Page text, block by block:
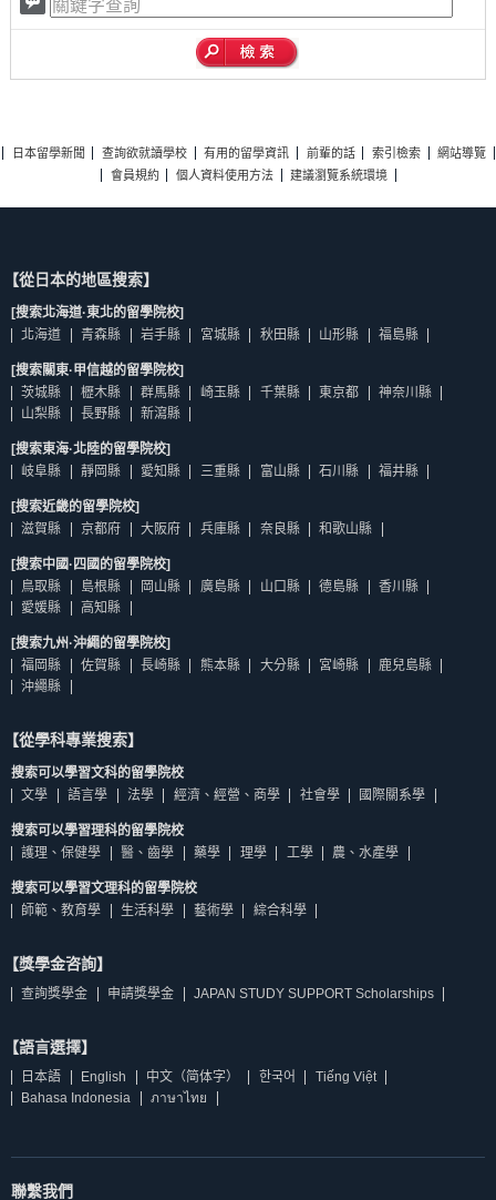
日本留學新聞 查詢欲就讀學校 有用的留學資訊 前輩的話 索引檢索
網站導覽
會員規約
個人資料使用方法 建議瀏覽系統環境
【從日本的地區搜索】
[搜索北海道·東北的留學院校]
北海道
青森縣 岩手縣 宮城縣 秋田縣 山形縣 福島縣
[搜索關東·甲信越的留學院校]
茨城縣
櫪木縣 群馬縣 崎玉縣 千葉縣 東京都
神奈川縣
山梨縣
長野縣 新瀉縣
[搜索東海·北陸的留學院校]
岐阜縣
靜岡縣 愛知縣 三重縣 富山縣 石川縣 福井縣
[搜索近畿的留學院校]
滋賀縣
京都府 大阪府 兵庫縣 奈良縣 和歌山縣
[搜索中國·四國的留學院校]
鳥取縣
島根縣 岡山縣 廣島縣 山口縣 德島縣
香川縣
愛媛縣
高知縣
[搜索九州·沖繩的留學院校]
福岡縣
佐賀縣 長崎縣 熊本縣 大分縣 宮崎縣
鹿兒島縣
沖繩縣
【從學科專業搜索】
搜索可以學習文科的留學院校
文學
語言學 法學 經濟、經營、商學 社會學 國際關系學
搜索可以學習理科的留學院校
護理、保健學
醫、齒學 藥學 理學 工學 農、水產學
搜索可以學習文理科的留學院校
師範、教育學
生活科學 藝術學 綜合科學
【獎學金咨詢】
查詢獎學金 申請獎學金 JAPAN STUDY SUPPORT Scholarships
【語言選擇】
日本語 English 中文（简体字） 한국어
Tiếng Việt
Bahasa Indonesia
ภาษาไทย
聯繫我們